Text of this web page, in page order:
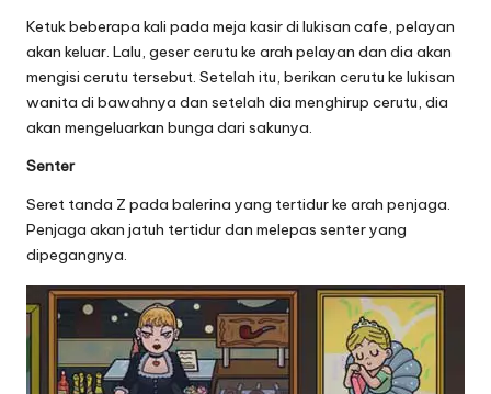
Ketuk beberapa kali pada meja kasir di lukisan cafe, pelayan
akan keluar. Lalu, geser cerutu ke arah pelayan dan dia akan
mengisi cerutu tersebut. Setelah itu, berikan cerutu ke lukisan
wanita di bawahnya dan setelah dia menghirup cerutu, dia
akan mengeluarkan bunga dari sakunya.
Senter
Seret tanda Z pada balerina yang tertidur ke arah penjaga.
Penjaga akan jatuh tertidur dan melepas senter yang
dipegangnya.